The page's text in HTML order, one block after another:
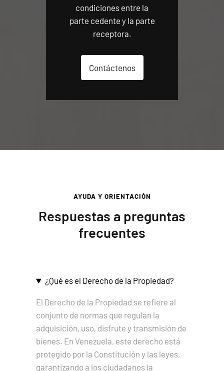
condiciones entre la
parte cedente y la parte
receptora.
Contáctenos
AYUDA Y ORIENTACIÓN
Respuestas a preguntas
frecuentes
¿Qué es el Derecho de la Propiedad?
El Derecho de la Propiedad se refiere al
conjunto de normas que regulan la
adquisición, uso, disfrute y transmisión de
bienes. En Venezuela, este derecho está
protegido por la Constitución y las leyes,
garantizando a los ciudadanos la